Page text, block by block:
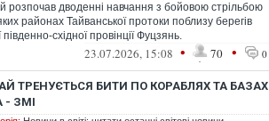
розпочав дводенні навчання з бойовою стрільбою
районах Тайванської протоки поблизу берегів
південно-східної провінції Фуцзянь.
23.07.2026, 15:08 • 70 • 0
ТРЕНУЄТЬСЯ БИТИ ПО КОРАБЛЯХ ТА БАЗАХ
- ЗМІ